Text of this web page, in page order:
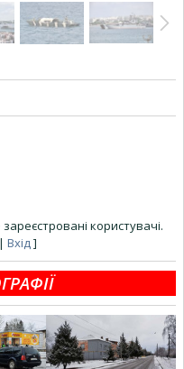
користувачі.
| Вхід ]